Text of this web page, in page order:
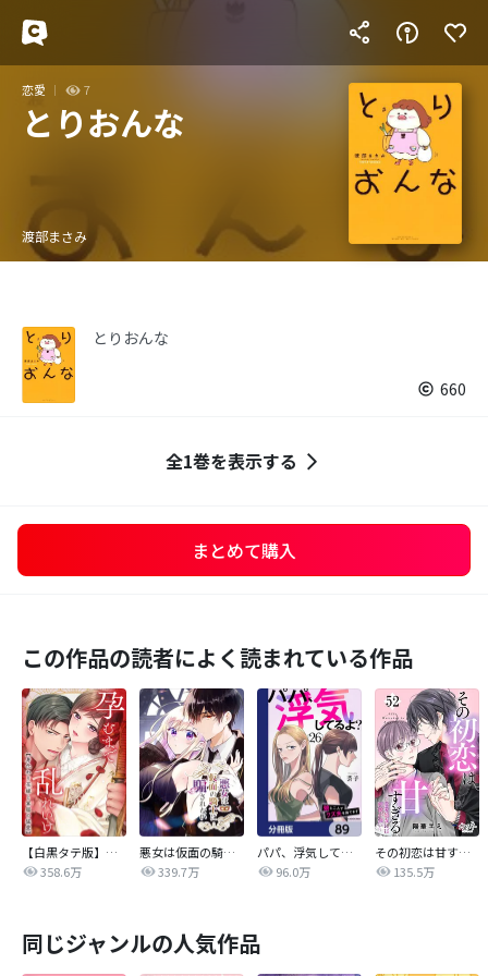
恋愛 7
とりおんな
渡部まさみ
とりおんな
660
全1巻を表示する
まとめて購入
この作品の読者によく読まれている作品
【白黒タテ版】孕むまで乱れいけ～身代わり花嫁と軍服の猛愛
358.6万
悪女は仮面の騎士に騙されない
339.7万
パパ、浮気してるよ？娘と二人でクズ夫を捨てます【分冊版】
96.0万
その初恋は甘すぎる～恋愛処女には刺激が強い～
135.5万
同じジャンルの人気作品